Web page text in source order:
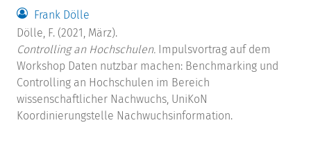
Frank Dölle
Dölle, F. (2021, März).
Controlling an Hochschulen. Impulsvortrag auf dem
Workshop Daten nutzbar machen: Benchmarking und
Controlling an Hochschulen im Bereich
wissenschaftlicher Nachwuchs, UniKoN
Koordinierungstelle Nachwuchsinformation.